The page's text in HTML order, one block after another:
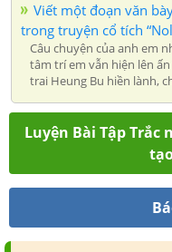
Viết một đoạn văn
trong truyện cổ tích
Câu chuyện của anh em
tâm trí em vẫn hiện lên
trai Heung Bu hiền lành,
Luyện Bài Tập Trắc